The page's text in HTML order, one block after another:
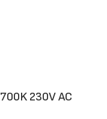
230V AC